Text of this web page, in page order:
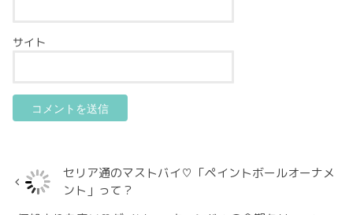
サイト
セリア通のマストバイ♡「ペイントボールオーナメ
ント」って？